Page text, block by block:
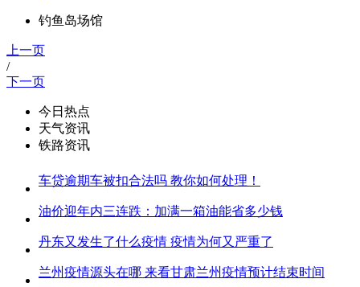
钓鱼岛场馆
上一页
/
下一页
今日热点
天气资讯
铁路资讯
车贷逾期车被扣合法吗 教你如何处理！
油价迎年内三连跌：加满一箱油能省多少钱
丹东又发生了什么疫情 疫情为何又严重了
兰州疫情源头在哪 来看甘肃兰州疫情预计结束时间